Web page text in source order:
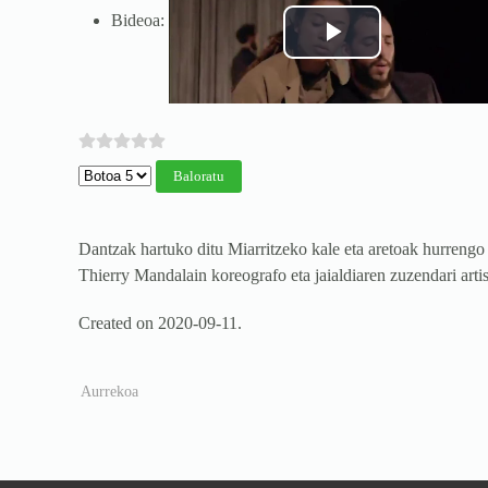
Bideoa:
Mesedez, Baloratu
Dantzak hartuko ditu Miarritzeko kale eta aretoak
Thierry Mandalain koreografo eta jaialdiaren zuzendari
Created on 2020-09-11 .
Aurrekoa